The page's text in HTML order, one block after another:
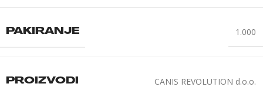
PAKIRANJE 1.000
PROIZVODI CANIS REVOLUTION d.o.o.